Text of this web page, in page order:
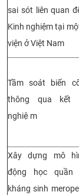
sai sót liên quan
Kinh nghiệm tại
viện ở Việt Nam
Tầm soát biến
thông qua kết
nghiệm
Xây dựng mô
động học quần
kháng sinh